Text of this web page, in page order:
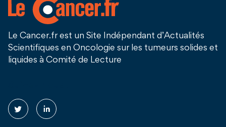
Le Cancer.fr est un Site Indépendant d’Actualités
Scientifiques en Oncologie sur les tumeurs solides et
liquides à Comité de Lecture